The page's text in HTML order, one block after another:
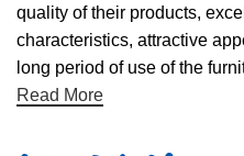
quality of their products,
characteristics, attractive
long period of use of the
Read More